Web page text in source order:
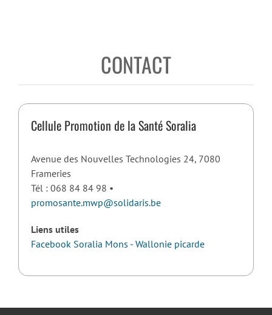
CONTACT
Cellule Promotion de la Santé Soralia
Avenue des Nouvelles Technologies 24, 7080
Frameries
Tél : 068 84 84 98 •
promosante.mwp@solidaris.be
Liens utiles
Facebook Soralia Mons - Wallonie picarde